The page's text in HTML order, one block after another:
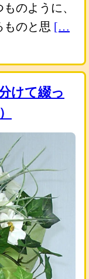
のように、
ものと思 […
けて綴っ